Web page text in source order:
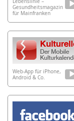
Gesundheitsmagazin
für Mainfranken
Web-App für iPhone,
Android & Co.